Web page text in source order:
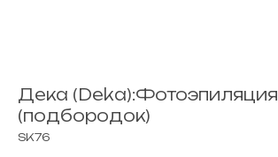
Дека (Deka):Фотоэпиляция
(подбородок)
SK76